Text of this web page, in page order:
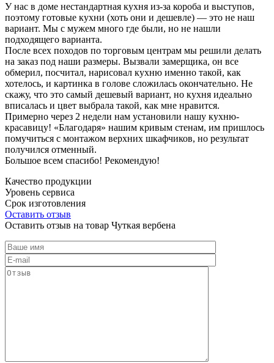
У нас в доме нестандартная кухня из-за короба и выступов,
поэтому готовые кухни (хоть они и дешевле) — это не наш
вариант. Мы с мужем много где были, но не нашли
подходящего варианта.
После всех походов по торговым центрам мы решили делать
на заказ под наши размеры. Вызвали замерщика, он все
обмерил, посчитал, нарисовал кухню именно такой, как
хотелось, и картинка в голове сложилась окончательно. Не
скажу, что это самый дешевый вариант, но кухня идеально
вписалась и цвет выбрала такой, как мне нравится.
Примерно через 2 недели нам установили нашу кухню-
красавицу! «Благодаря» нашим кривым стенам, им пришлось
помучиться с монтажом верхних шкафчиков, но результат
получился отменный.
Большое всем спасибо! Рекомендую!
Качество продукции
Уровень сервиса
Срок изготовления
Оставить отзыв
Оставить отзыв на товар Чуткая вербена